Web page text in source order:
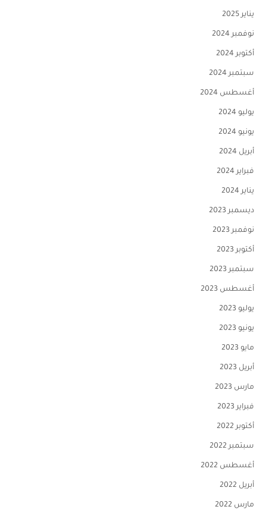
يناير 2025
نوفمبر 2024
أكتوبر 2024
سبتمبر 2024
أغسطس 2024
يوليو 2024
يونيو 2024
أبريل 2024
فبراير 2024
يناير 2024
ديسمبر 2023
نوفمبر 2023
أكتوبر 2023
سبتمبر 2023
أغسطس 2023
يوليو 2023
يونيو 2023
مايو 2023
أبريل 2023
مارس 2023
فبراير 2023
أكتوبر 2022
سبتمبر 2022
أغسطس 2022
أبريل 2022
مارس 2022